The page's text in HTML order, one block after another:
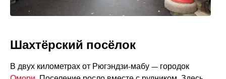
Шахтёрский посёлок
В двух километрах от Рюгэндзи-мабу — городок